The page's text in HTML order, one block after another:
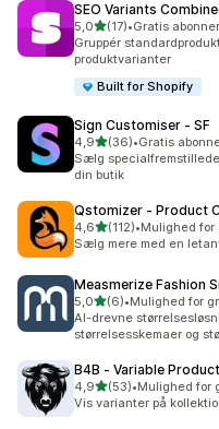
SEO Variants
5,0ud af 5 stjerner
(17)
17 anmeldelser i alt
•Gratis
Gruppér
produktvarianter
Built for Shopify
Sign Customiser ‑ SF
4,9ud af 5 stjerner
(36)
36 anmeldelser i alt
•Gratis
Sælg
din butik
Qstomizer ‑ Product
4,6ud af 5 stjerner
(112)
112 anmeldelser i alt
•Mulighed for
Sælg mere med en
Measmerize Fashion
5,0ud af 5 stjerner
(6)
6 anmeldelser i alt
•Mulighed for
AI-drevne
størrelsesskemaer og
B4B ‑ Variable
4,9ud af 5 stjerner
(53)
53 anmeldelser i alt
•Mulighed for
Vis varianter på